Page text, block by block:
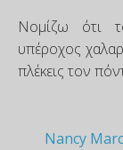
Νομίζω ότι
υπέροχος
πλέκεις τον
Nancy